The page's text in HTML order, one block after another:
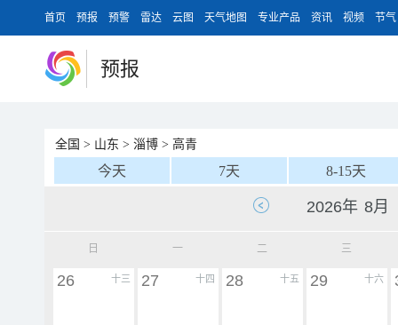
首页 预报 预警 雷达 云图 天气地图 专业产品 资讯 视频 节气
预报
全国 > 山东 > 淄博 > 高青
今天 7天 8-15天
日 一 二 三
十三
26 十四
27 十五
28 十六
29